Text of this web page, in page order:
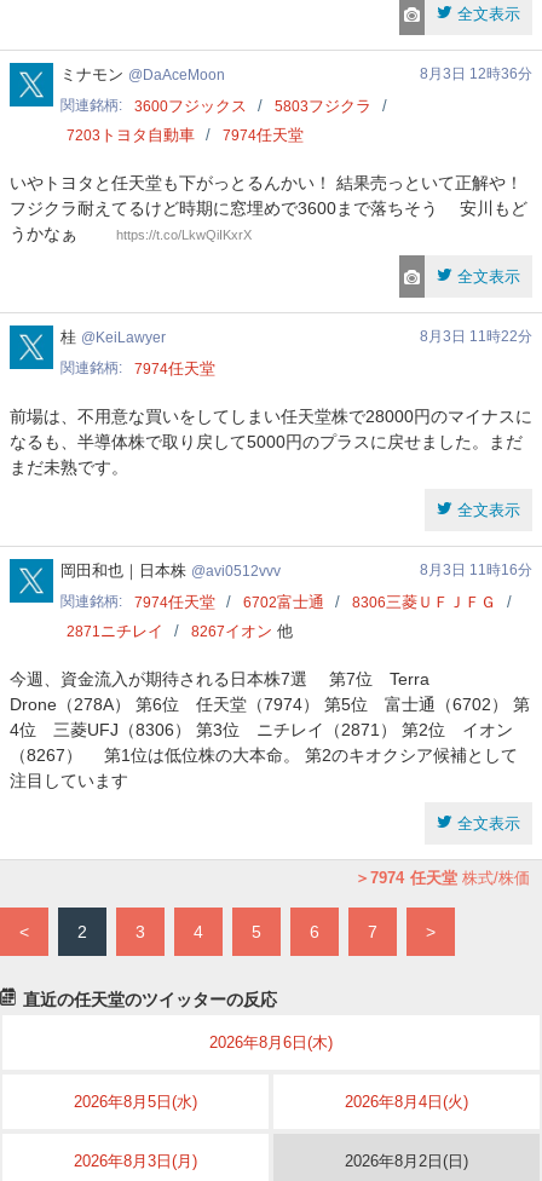
全文表示
DaAceMoon
ミナモン DaAceMoon
8月3日 12時36分
関連銘柄
3600フジックス 5803フジクラ
7203 トヨタ自動車 7974任天堂
いやトヨタと任天堂も下がっとるんかい！ 結果売っといて正解や！
フジクラ耐えてるけど時期に窓埋めで3600まで落ちそう 安川もど
うかなぁ ‍
https://t.co/LkwQiIKxrX
全文表示
KeiLawyer
桂 KeiLawyer
8月3日 11時22分
関連銘柄
7974任天堂
前場は、不用意な買いをしてしまい任天堂株で28000円のマイナスに
なるも、半導体株で取り戻して5000円のプラスに戻せました。まだ
まだ未熟です。
全文表示
avi0512vvv
岡田和也｜日本株 avi0512vvv
8月3日 11時16分
関連銘柄
7974任天堂 6702富士通 8306三菱ＵＦＪＦＧ
2871ニチレイ 8267イオン 他
今週、資金流入が期待される日本株7選 第7位 Terra
Drone（278A） 第6位 任天堂（7974） 第5位 富士通（6702） 第
4位 三菱UFJ（8306） 第3位 ニチレイ（2871） 第2位 イオン
（8267） 第1位は低位株の大本命。 第2のキオクシア候補として
注目しています
全文表示
7974 任天堂 株式/株価
< 2 3 4 5 6 7 >
直近の任天堂のツイッターの反応
2026年8月6日(木)
2026年8月5日(水) 2026年8月4日(火)
2026年8月3日(月) 2026年8月2日(日)